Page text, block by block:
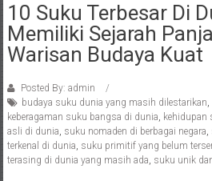
10 Suku Terbesar Di
Memiliki Sejarah
Warisan Budaya Kuat
Posted By: admin
budaya suku dunia yang masih dilestarikan,
keberagaman suku bangsa di dunia, kehidupan
asli di dunia, suku nomaden di berbagai negara,
terkenal di dunia, suku primitif yang belum
terasing di dunia yang masih ada, suku unik